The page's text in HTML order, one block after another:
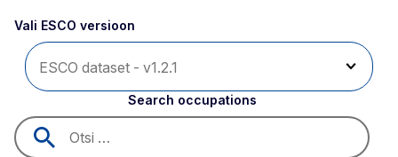
Vali ESCO versioon
Search occupations